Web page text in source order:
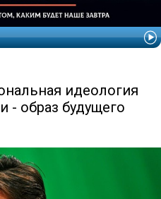
идеология
- образ будущего